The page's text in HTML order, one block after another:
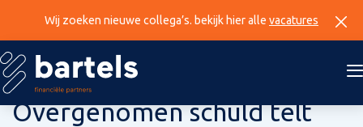
Wij zoeken nieuwe collega’s. bekijk hier alle vacatures
4 juni 2026
Overgenomen schuld telt